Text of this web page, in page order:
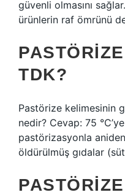
güvenli olmasını
ürünlerin raf ömrünü
TDK?
Pastörize kelimesinin
nedir? Cevap: 75 °C’ye
pastörizasyonla
öldürülmüş gıdalar